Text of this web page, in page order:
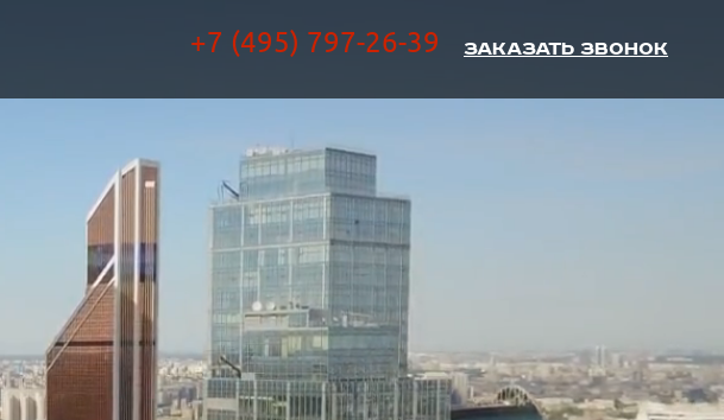
+7 (495) 797-26-39 Заказать звонок